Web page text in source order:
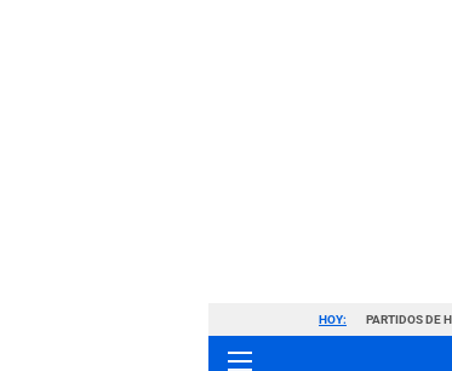
HOY: PARTIDOS DE